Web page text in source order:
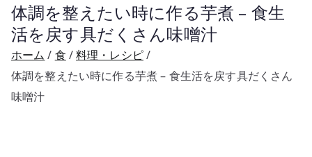
体調を整えたい時に作る芋煮 – 食生
活を戻す具だくさん味噌汁
ホーム 食
料理・レシピ
体調を整えたい時に作る芋煮 – 食生活を戻す具だくさん
味噌汁